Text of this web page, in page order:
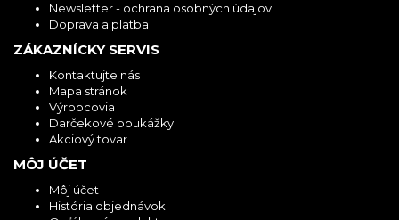
Newsletter - ochrana osobných údajov
Doprava a platba
ZÁKAZNÍCKY SERVIS
Kontaktujte nás
Mapa stránok
Výrobcovia
Darčekové poukážky
Akciový tovar
MÔJ ÚČET
Môj účet
História objednávok